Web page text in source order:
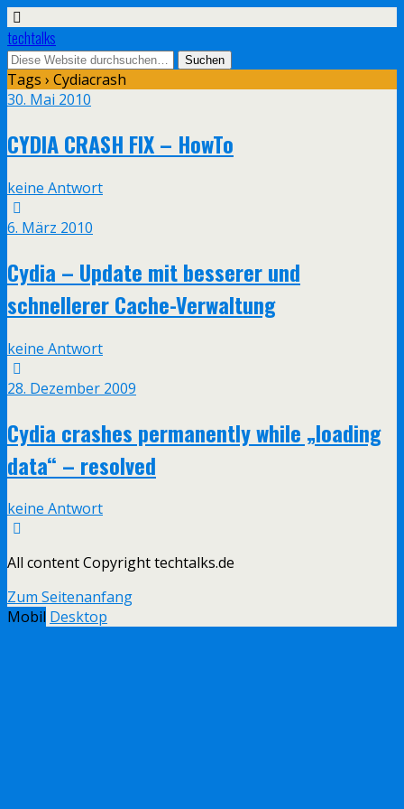
techtalks
Tags › Cydiacrash
30. Mai 2010
CYDIA CRASH FIX – HowTo
keine Antwort
6. März 2010
Cydia – Update mit besserer und
schnellerer Cache-Verwaltung
keine Antwort
28. Dezember 2009
Cydia crashes permanently while „loading
data“ – resolved
keine Antwort
All content Copyright techtalks.de
Zum Seitenanfang
Mobil Desktop